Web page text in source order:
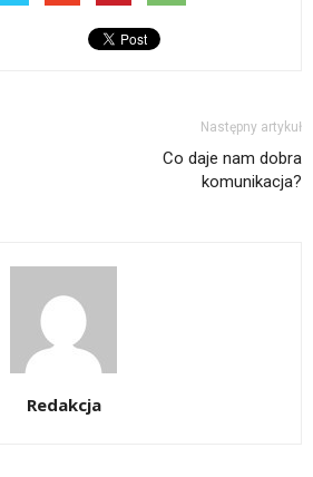
Następny artykuł
Co daje nam dobra
komunikacja?
Redakcja